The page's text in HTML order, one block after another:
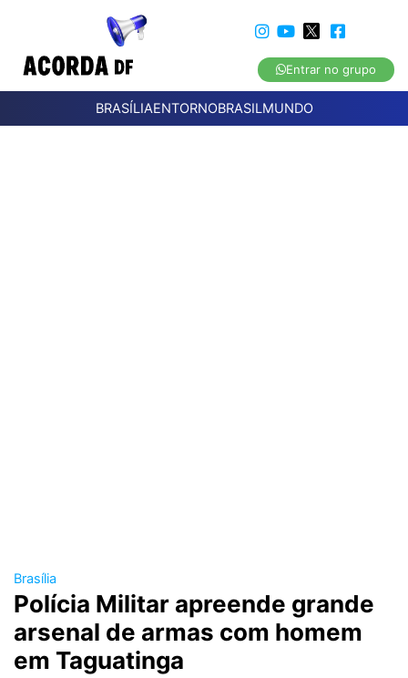
Entrar no grupo
BRASÍLIAENTORNOBRASILMUNDO
Brasília
Polícia Militar apreende grande
arsenal de armas com homem
em Taguatinga